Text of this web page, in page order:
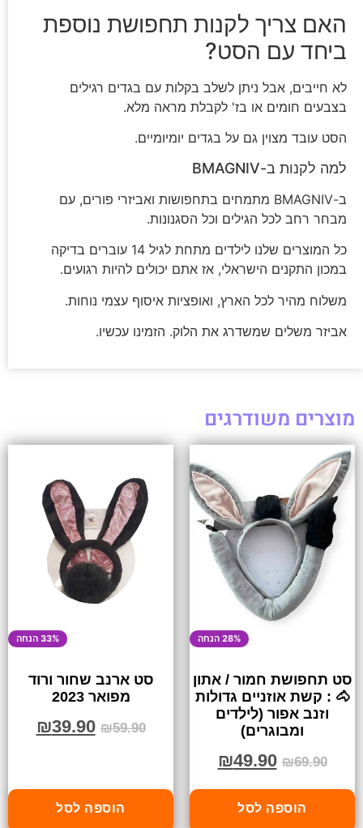
האם צריך לקנות תחפושת נוספת
ביחד עם הסט?
לא חייבים, אבל ניתן לשלב בקלות עם בגדים רגילים
בצבעים חומים או בז' לקבלת מראה מלא.
הסט עובד מצוין גם על בגדים יומיומיים.
למה לקנות ב-BMAGNIV
ב-BMAGNIV מתמחים בתחפושות ואביזרי פורים, עם
מבחר רחב לכל הגילים וכל הסגנונות.
כל המוצרים שלנו לילדים מתחת לגיל 14 עוברים בדיקה
במכון התקנים הישראלי, אז אתם יכולים להיות רגועים.
משלוח מהיר לכל הארץ, ואופציות איסוף עצמי נוחות.
אביזר משלים שמשדרג את הלוק. הזמינו עכשיו.
מוצרים משודרגים
28% הנחה
סט תחפושת חמור / אתון
🐴 : קשת אוזניים גדולות
וזנב אפור (לילדים
ומבוגרים)
₪69.90
₪49.90
הוספה לסל
33% הנחה
סט ארנב שחור ורוד
מפואר 2023
₪59.90
₪39.90
הוספה לסל